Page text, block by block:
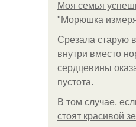
Моя семья
"Морюшка
Срезала старую
внутри вместо
сердцевины
пустота.
В том случае,
стоят красивой